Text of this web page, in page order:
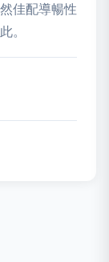
佳配導暢性
。